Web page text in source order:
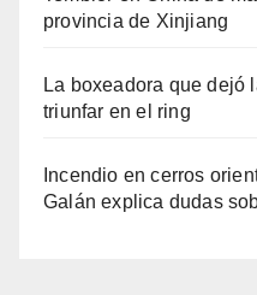
provincia de Xinjiang
La boxeadora que dejó
triunfar en el ring​
Incendio en cerros
Galán explica dudas